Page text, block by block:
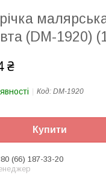
(DM-1920)
₴
Код: DM-1920
Купити
(66) 187-33-20